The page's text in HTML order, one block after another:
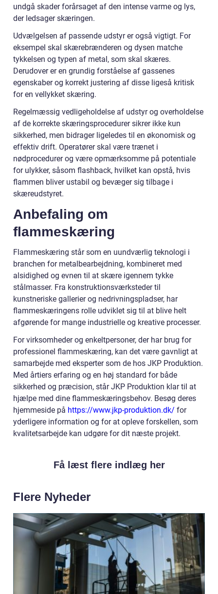
undgå skader forårsaget af den intense varme og lys,
der ledsager skæringen.
Udvælgelsen af passende udstyr er også vigtigt. For
eksempel skal skærebrænderen og dysen matche
tykkelsen og typen af metal, som skal skæres.
Derudover er en grundig forståelse af gassenes
egenskaber og korrekt justering af disse ligeså kritisk
for en vellykket skæring.
Regelmæssig vedligeholdelse af udstyr og overholdelse
af de korrekte skæringsprocedurer sikrer ikke kun
sikkerhed, men bidrager ligeledes til en økonomisk og
effektiv drift. Operatører skal være trænet i
nødprocedurer og være opmærksomme på potentiale
for ulykker, såsom flashback, hvilket kan opstå, hvis
flammen bliver ustabil og bevæger sig tilbage i
skæreudstyret.
Anbefaling om
flammeskæring
Flammeskæring står som en uundværlig teknologi i
branchen for metalbearbejdning, kombineret med
alsidighed og evnen til at skære igennem tykke
stålmasser. Fra konstruktionsværksteder til
kunstneriske gallerier og nedrivningspladser, har
flammeskæringens rolle udviklet sig til at blive helt
afgørende for mange industrielle og kreative processer.
For virksomheder og enkeltpersoner, der har brug for
professionel flammeskæring, kan det være gavnligt at
samarbejde med eksperter som de hos JKP Produktion.
Med årtiers erfaring og en høj standard for både
sikkerhed og præcision, står JKP Produktion klar til at
hjælpe med dine flammeskæringsbehov. Besøg deres
hjemmeside på https://www.jkp-produktion.dk/ for
yderligere information og for at opleve forskellen, som
kvalitetsarbejde kan udgøre for dit næste projekt.
Få læst flere indlæg her
Flere Nyheder